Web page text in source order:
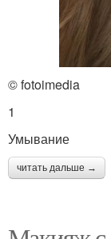
© fotoimedia
1
Умывание
читать дальше →